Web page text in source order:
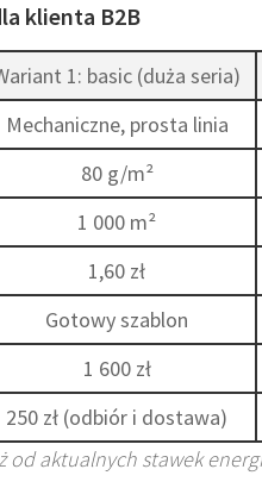
klienta B2B
1: basic (duża seria)
Mechaniczne, prosta linia
80 g/m²
1 000 m²
1,60 zł
Gotowy szablon
1 600 zł
250 zł (odbiór i dostawa)
od aktualnych stawek